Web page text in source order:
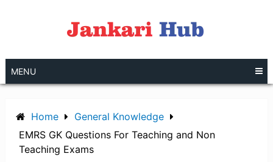
MENU
Home
General Knowledge
EMRS GK Questions For Teaching and Non
Teaching Exams